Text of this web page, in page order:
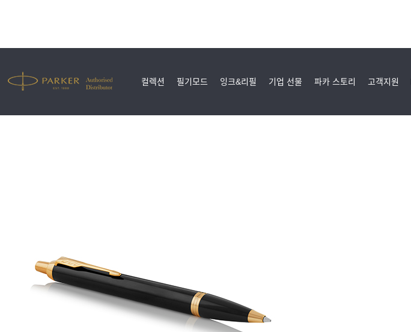
컬렉션 필기모드 잉크&리필 기업 선물 파카 스토리 고객지원